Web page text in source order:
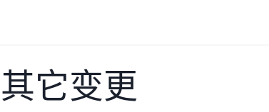
其它变更